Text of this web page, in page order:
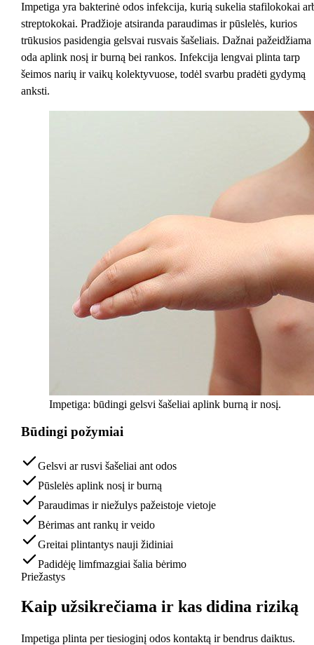
Impetiga yra bakterinė odos infekcija, kurią sukelia stafilokokai
streptokokai. Pradžioje atsiranda paraudimas ir pūslelės, kurios
trūkusios pasidengia gelsvai rusvais šašeliais. Dažnai pažeidžiama
oda aplink nosį ir burną bei rankos. Infekcija lengvai plinta tarp
šeimos narių ir vaikų kolektyvuose, todėl svarbu pradėti gydymą
anksti.
Impetiga: būdingi gelsvi šašeliai aplink burną ir nosį.
Būdingi požymiai
Gelsvi ar rusvi šašeliai ant odos
Pūslelės aplink nosį ir burną
Paraudimas ir niežulys pažeistoje vietoje
Bėrimas ant rankų ir veido
Greitai plintantys nauji židiniai
Padidėję limfmazgiai šalia bėrimo
Priežastys
Kaip užsikrečiama ir kas didina riziką
Impetiga plinta per tiesioginį odos kontaktą ir bendrus daiktus.